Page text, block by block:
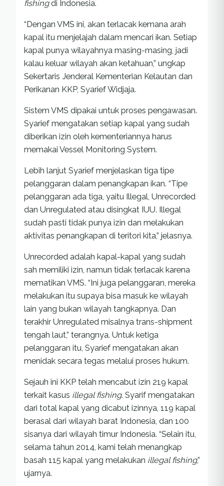
fishingdi Indonesia.
“Dengan VMS ini, akan terlacak kemana arah
kapal itu menjelajah dalam mencari ikan. Setiap
kapal punya wilayahnya masing-masing, jadi
kalau keluar wilayah akan ketahuan,” ungkap
Sekertaris Jenderal Kementerian Kelautan dan
Perikanan KKP, Syarief Widjaja.
Sistem VMS dipakai untuk proses pengawasan.
Syarief mengatakan setiap kapal yang sudah
diberikan izin oleh kementeriannya harus
memakai Vessel Monitoring System.
Lebih lanjut Syarief menjelaskan tiga tipe
pelanggaran dalam penangkapan ikan. “Tipe
pelanggaran ada tiga, yaitu Illegal, Unrecorded
dan Unregulated atau disingkat IUU. Illegal
sudah pasti tidak punya izin dan melakukan
aktivitas penangkapan di teritori kita,” jelasnya.
Unrecorded adalah kapal-kapal yang sudah
sah memiliki izin, namun tidak terlacak karena
mematikan VMS. “Ini juga pelanggaran, mereka
melakukan itu supaya bisa masuk ke wilayah
lain yang bukan wilayah tangkapnya. Dan
terakhir Unregulated misalnya trans-shipment
tengah laut,” terangnya. Untuk ketiga
pelanggaran itu, Syarief mengatakan akan
menidak secara tegas melalui proses hukum.
Sejauh ini KKP telah mencabut izin 219 kapal
terkait kasus illegal fishing. Syarif mengatakan
dari total kapal yang dicabut izinnya, 119 kapal
berasal dari wilayah barat Indonesia, dan 100
sisanya dari wilayah timur Indonesia. “Selain itu,
selama tahun 2014, kami telah menangkap
basah 115 kapal yang melakukan illegal fishing,”
ujarnya.